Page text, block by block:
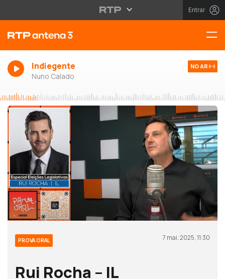
Entrar
Indiegente
Nuno Calado
NO AR
PROVA ORAL 7 mai, 2025, 11:30
Rui Rocha – IL